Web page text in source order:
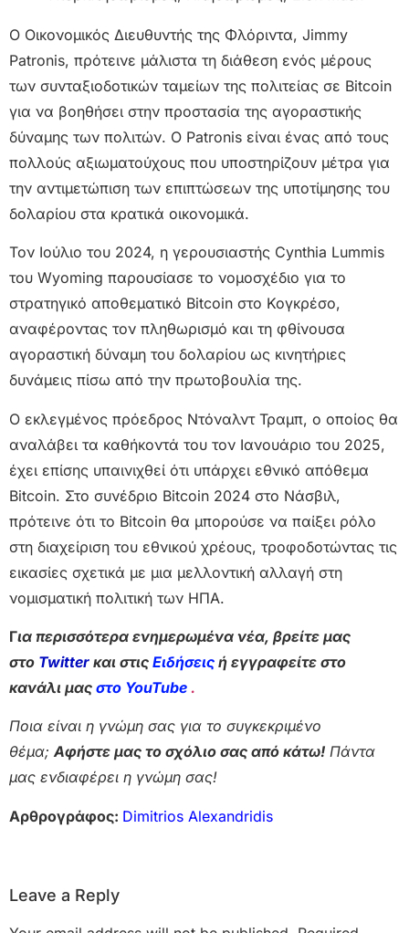
Ο Οικονομικός Διευθυντής της Φλόριντα, Jimmy
Patronis, πρότεινε μάλιστα τη διάθεση ενός μέρους
των συνταξιοδοτικών ταμείων της πολιτείας σε Bitcoin
για να βοηθήσει στην προστασία της αγοραστικής
δύναμης των πολιτών. Ο Patronis είναι ένας από τους
πολλούς αξιωματούχους που υποστηρίζουν μέτρα για
την αντιμετώπιση των επιπτώσεων της υποτίμησης του
δολαρίου στα κρατικά οικονομικά.
Τον Ιούλιο του 2024, η γερουσιαστής Cynthia Lummis
του Wyoming παρουσίασε το νομοσχέδιο για το
στρατηγικό αποθεματικό Bitcoin στο Κογκρέσο,
αναφέροντας τον πληθωρισμό και τη φθίνουσα
αγοραστική δύναμη του δολαρίου ως κινητήριες
δυνάμεις πίσω από την πρωτοβουλία της.
Ο εκλεγμένος πρόεδρος Ντόναλντ Τραμπ, ο οποίος θα
αναλάβει τα καθήκοντά του τον Ιανουάριο του 2025,
έχει επίσης υπαινιχθεί ότι υπάρχει εθνικό απόθεμα
Bitcoin. Στο συνέδριο Bitcoin 2024 στο Νάσβιλ,
πρότεινε ότι το Bitcoin θα μπορούσε να παίξει ρόλο
στη διαχείριση του εθνικού χρέους, τροφοδοτώντας τις
εικασίες σχετικά με μια μελλοντική αλλαγή στη
νομισματική πολιτική των ΗΠΑ.
Για περισσότερα ενημερωμένα νέα, βρείτε μας
στο Twitter και στις Ειδήσεις ή εγγραφείτε στο
κανάλι μας στο YouTube .
Ποια είναι η γνώμη σας για το συγκεκριμένο
θέμα;Αφήστε μας το σχόλιο σας από κάτω! Πάντα
μας ενδιαφέρει η γνώμη σας!
Αρθρογράφος: Dimitrios Alexandridis
Leave a Reply